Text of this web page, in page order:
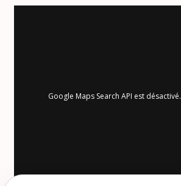
Google Maps Search API est désactivé.